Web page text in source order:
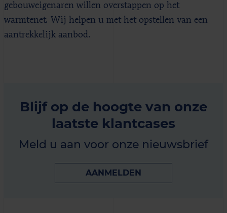
gebouweigenaren willen overstappen op het
warmtenet. Wij helpen u met het opstellen van een
aantrekkelijk aanbod.
Blijf op de hoogte van onze
laatste klantcases
Meld u aan voor onze nieuwsbrief
AANMELDEN